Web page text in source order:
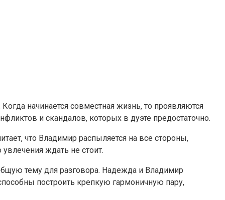
начинается совместная жизнь, то проявляются
и скандалов, которых в дуэте предостаточно.
что Владимир распыляется на все стороны,
ждать не стоит.
тему для разговора. Надежда и Владимир
построить крепкую гармоничную пару,